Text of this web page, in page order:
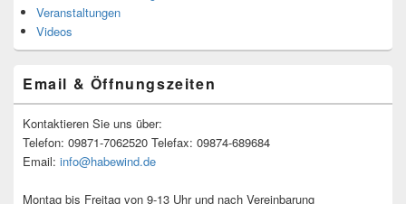
Veranstaltungen
Videos
Email & Öffnungszeiten
Kontaktieren Sie uns über:
Telefon: 09871-7062520 Telefax: 09874-689684
Email: info@habewind.de
Montag bis Freitag von 9-13 Uhr und nach Vereinbarung